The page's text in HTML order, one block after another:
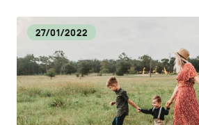
NL EN FR
LIFESTYLE
LOKALE VOEDINGSPRODUCTEN
MILIEU
27/01/2022